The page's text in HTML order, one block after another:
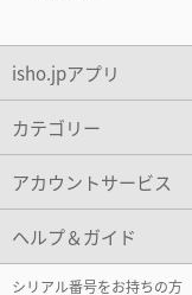
isho.jpアプリ
カテゴリー
アカウントサービス
ヘルプ＆ガイド
シリアル番号をお持ちの方